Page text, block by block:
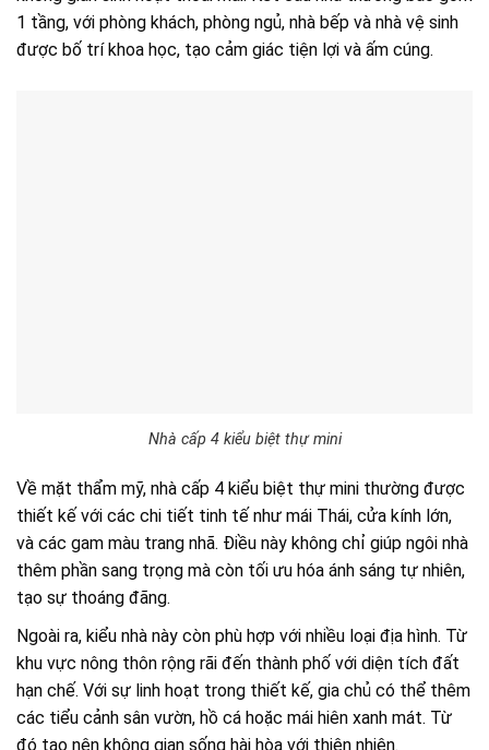
1 tầng, với phòng khách, phòng ngủ, nhà bếp và nhà vệ sinh
được bố trí khoa học, tạo cảm giác tiện lợi và ấm cúng.
Nhà cấp 4 kiểu biệt thự mini
Về mặt thẩm mỹ, nhà cấp 4 kiểu biệt thự mini thường được
thiết kế với các chi tiết tinh tế như mái Thái, cửa kính lớn,
và các gam màu trang nhã. Điều này không chỉ giúp ngôi nhà
thêm phần sang trọng mà còn tối ưu hóa ánh sáng tự nhiên,
tạo sự thoáng đãng.
Ngoài ra, kiểu nhà này còn phù hợp với nhiều loại địa hình. Từ
khu vực nông thôn rộng rãi đến thành phố với diện tích đất
hạn chế. Với sự linh hoạt trong thiết kế, gia chủ có thể thêm
các tiểu cảnh sân vườn, hồ cá hoặc mái hiên xanh mát. Từ
đó tạo nên không gian sống hài hòa với thiên nhiên.